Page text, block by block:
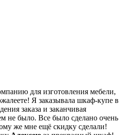
для изготовления мебели,
Я заказывала шкаф-купе в
заказа и заканчивая
не было. Все было сделано очень
же мне ещё скидку сделали!